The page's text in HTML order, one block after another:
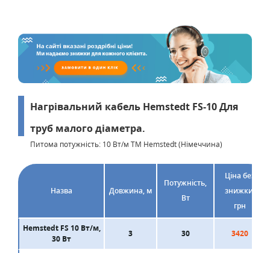
Нагрівальний кабель Hemstedt FS-10 Для
труб малого діаметра.
Питома потужність: 10 Вт/м ТМ Hemstedt (Німеччина)
Назва Довжина, м
Потужність,
Вт
Ціна без
знижки,
грн
Hemstedt FS 10 Вт/м,
30 Вт
3 30 3420